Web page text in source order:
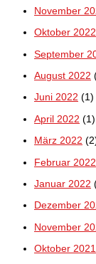
November
Oktober 2022
September
August 2022
Juni 2022 (1)
April 2022 (1)
März 2022
Februar 2022
Januar 2022
Dezember
November
Oktober 2021